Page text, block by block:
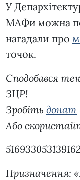
У
МАФи можна
нагадали про
точок.
Сподобався
ЗЦР!
Зробіть донат
Або
Призначення: